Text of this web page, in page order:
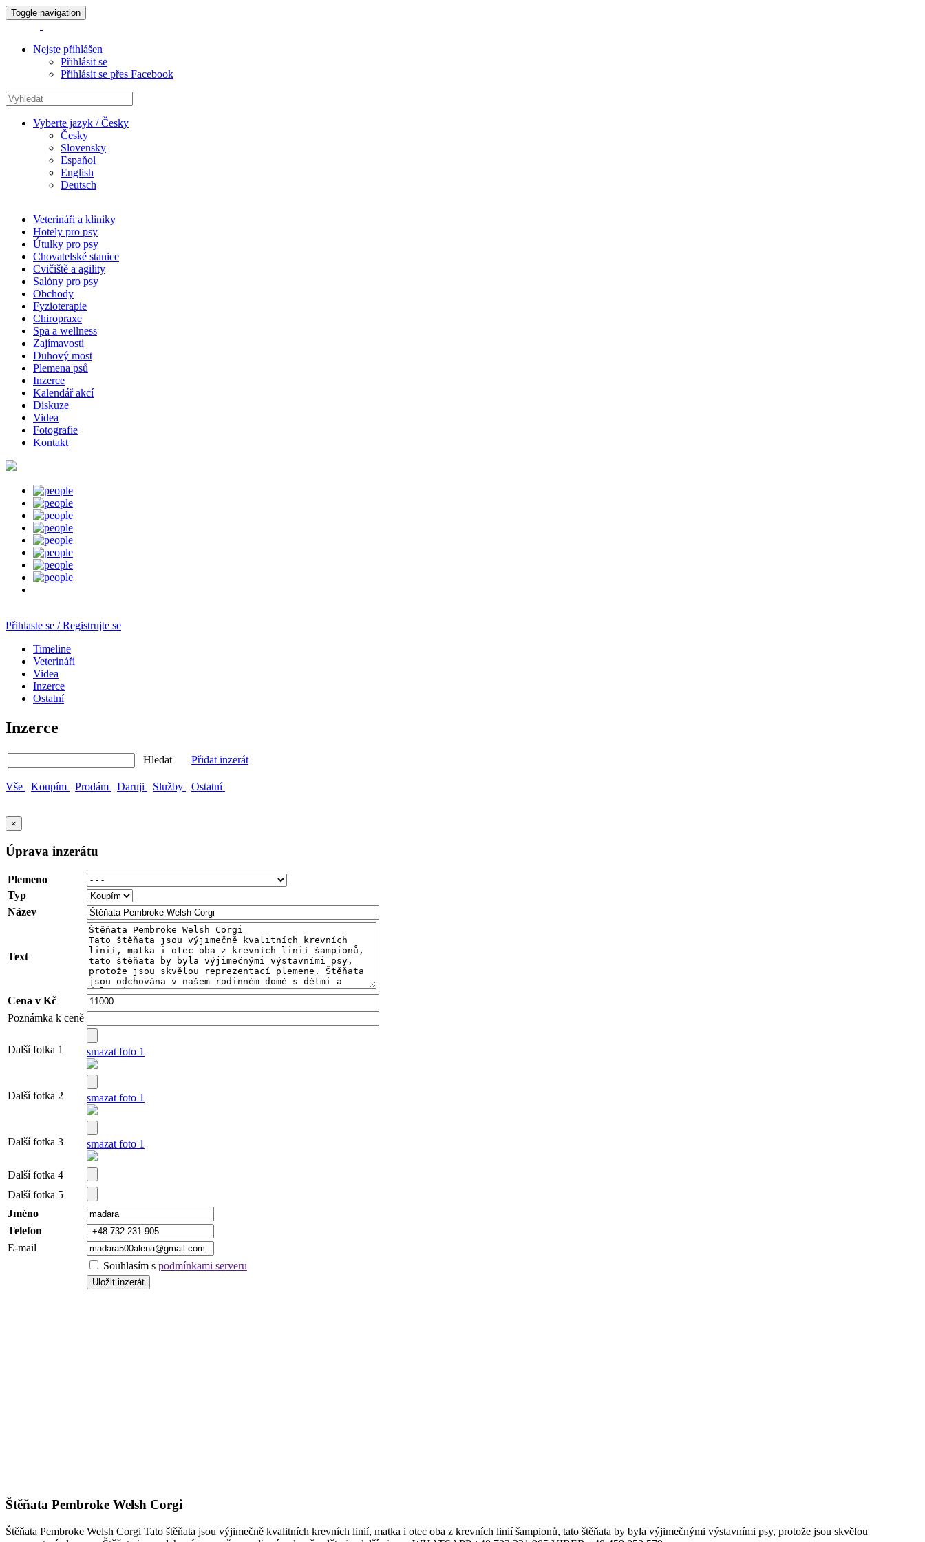
Toggle navigation
Nejste přihlášen
Přihlásit se
Přihlásit se přes Facebook
Vyberte jazyk / Česky
Česky
Slovensky
Espaňol
English
Deutsch
Veterináři a kliniky
Hotely pro psy
Útulky pro psy
Chovatelské stanice
Cvičiště a agility
Salóny pro psy
Obchody
Fyzioterapie
Chiropraxe
Spa a wellness
Zajímavosti
Duhový most
Plemena psů
Inzerce
Kalendář akcí
Diskuze
Videa
Fotografie
Kontakt
Přihlaste se / Registrujte se
Timeline
Veterináři
Videa
Inzerce
Ostatní
Inzerce
Hledat Přidat inzerát
Vše Koupím Prodám Daruji Služby Ostatní
×
Úprava inzerátu
Plemeno
Typ
Název
Text
Cena v Kč
Poznámka k ceně
Další fotka 1 smazat foto 1
Další fotka 2 smazat foto 1
Další fotka 3 smazat foto 1
Další fotka 4
Další fotka 5
Jméno
Telefon
E-mail
Souhlasím s podmínkami serveru
Štěňata Pembroke Welsh Corgi
Štěňata Pembroke Welsh Corgi Tato štěňata jsou výjimečně kvalitních krevních linií, matka i otec oba z krevních linií šampionů, tato štěňata by byla výjimečnými výstavními psy, protože jsou skvělou